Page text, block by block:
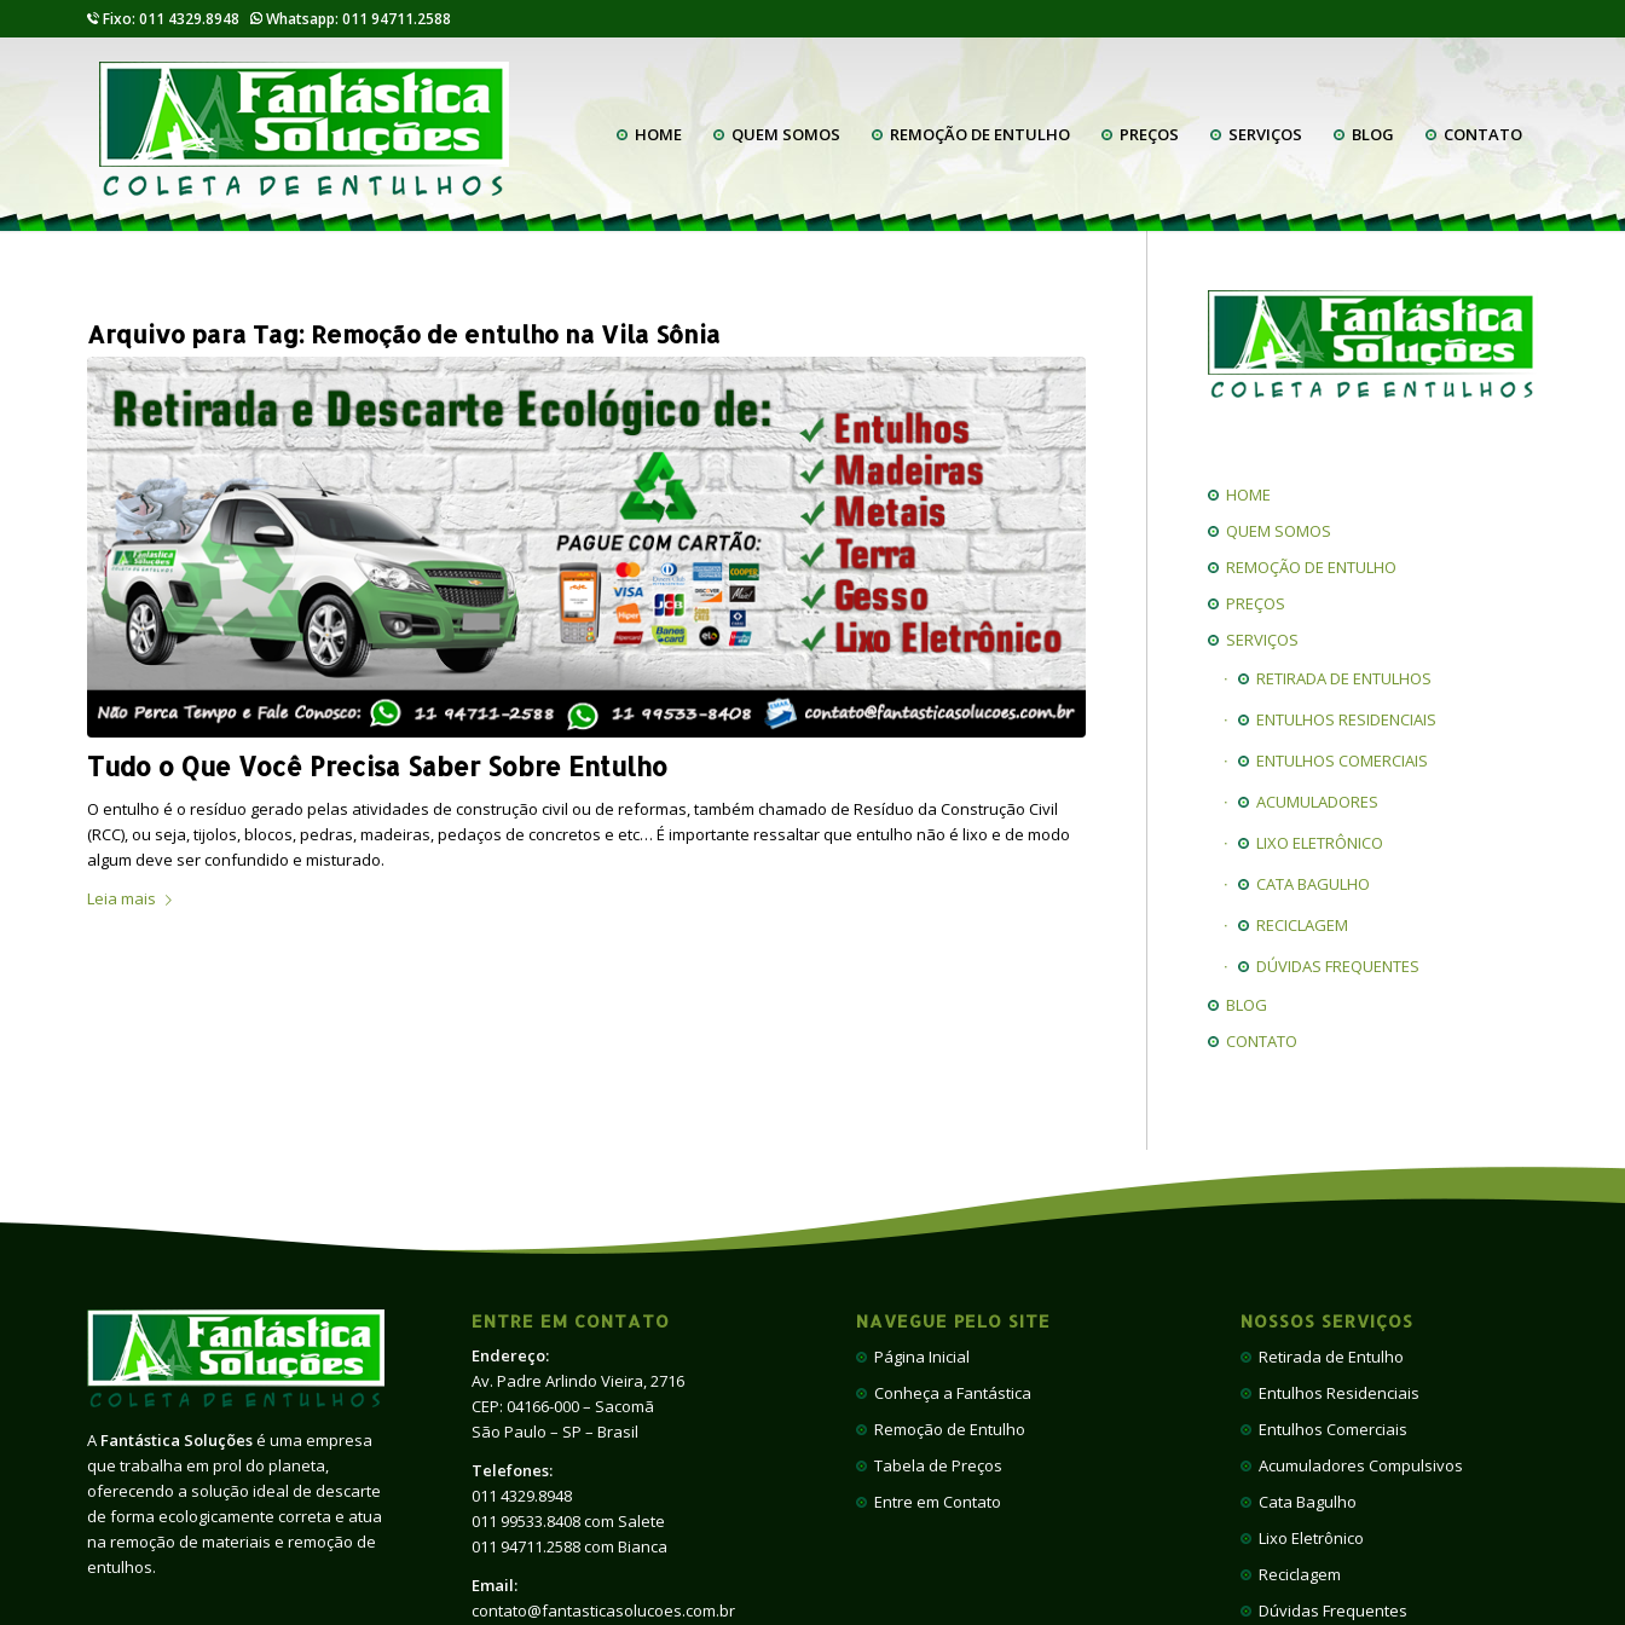
Fixo: 011 4329.8948 Whatsapp: 011 94711.2588
HOME QUEM SOMOS REMOÇÃO DE ENTULHO PREÇOS SERVIÇOS BLOG CONTATO
Arquivo para Tag: Remoção de entulho na Vila Sônia
Tudo o Que Você Precisa Saber Sobre Entulho
O entulho é o resíduo gerado pelas atividades de construção civil ou de reformas, também chamado de Resíduo da Construção Civil
(RCC), ou seja, tijolos, blocos, pedras, madeiras, pedaços de concretos e etc… É importante ressaltar que entulho não é lixo e de modo
algum deve ser confundido e misturado.
Leia mais
HOME
QUEM SOMOS
REMOÇÃO DE ENTULHO
PREÇOS
SERVIÇOS
RETIRADA DE ENTULHOS
ENTULHOS RESIDENCIAIS
ENTULHOS COMERCIAIS
ACUMULADORES
LIXO ELETRÔNICO
CATA BAGULHO
RECICLAGEM
DÚVIDAS FREQUENTES
BLOG
CONTATO
A Fantástica Soluçõesé uma empresa
que trabalha em prol do planeta,
oferecendo a solução ideal de descarte
de forma ecologicamente correta e atua
na remoção de materiais e remoção de
entulhos.
ENTRE EM CONTATO
Endereço:
Av. Padre Arlindo Vieira, 2716
CEP: 04166-000 – Sacomã
São Paulo – SP – Brasil
Telefones:
011 4329.8948
011 99533.8408 com Salete
011 94711.2588 com Bianca
Email:
contato@fantasticasolucoes.com.br
NAVEGUE PELO SITE
Página Inicial
Conheça a Fantástica
Remoção de Entulho
Tabela de Preços
Entre em Contato
NOSSOS SERVIÇOS
Retirada de Entulho
Entulhos Residenciais
Entulhos Comerciais
Acumuladores Compulsivos
Cata Bagulho
Lixo Eletrônico
Reciclagem
Dúvidas Frequentes